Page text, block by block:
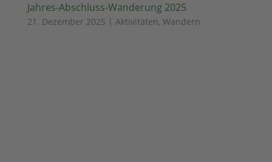
Jahres-Abschluss-Wanderung 2025
21. Dezember 2025 | Aktivitäten, Wandern